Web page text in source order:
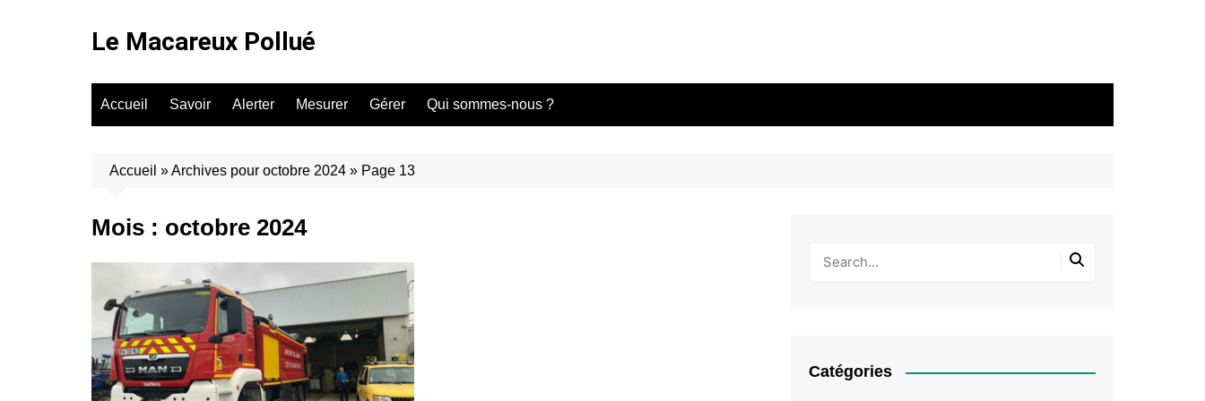
Le Macareux Pollué
Accueil Savoir Alerter Mesurer Gérer Qui sommes-nous ?
Accueil »Archives pour octobre 2024 » Page 13
Mois : octobre 2024
Catégories